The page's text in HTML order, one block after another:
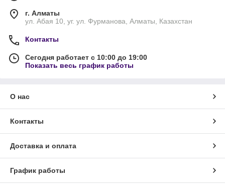
г. Алматы
ул. Абая 10, уг. ул. Фурманова, Алматы, Казахстан
Контакты
Сегодня работает с 10:00 до 19:00
Показать весь график работы
О нас
Контакты
Доставка и оплата
График работы